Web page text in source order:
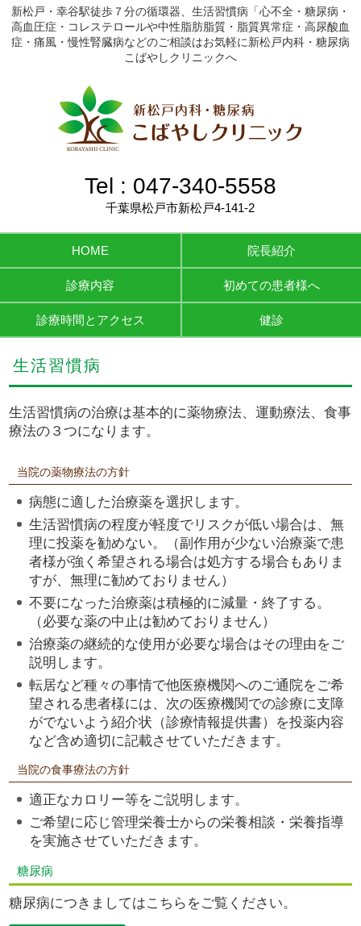
新松戸・幸谷駅徒歩７分の循環器、生活習慣病「心不全・糖尿病・
高血圧症・コレステロールや中性脂肪脂質・脂質異常症・高尿酸血
症・痛風・慢性腎臓病などのご相談はお気軽に新松戸内科・糖尿病
こばやしクリニックへ
Tel : 047-340-5558
千葉県松戸市新松戸4-141-2
HOME 院長紹介
診療内容 初めての患者様へ
診療時間とアクセス 健診
生活習慣病
生活習慣病の治療は基本的に薬物療法、運動療法、食事
療法の３つになります。
当院の薬物療法の方針
病態に適した治療薬を選択します。
生活習慣病の程度が軽度でリスクが低い場合は、無
理に投薬を勧めない。（副作用が少ない治療薬で患
者様が強く希望される場合は処方する場合もありま
すが、無理に勧めておりません）
不要になった治療薬は積極的に減量・終了する。
（必要な薬の中止は勧めておりません）
治療薬の継続的な使用が必要な場合はその理由をご
説明します。
転居など種々の事情で他医療機関へのご通院をご希
望される患者様には、次の医療機関での診療に支障
がでないよう紹介状（診療情報提供書）を投薬内容
など含め適切に記載させていただきます。
当院の食事療法の方針
適正なカロリー等をご説明します。
ご希望に応じ管理栄養士からの栄養相談・栄養指導
を実施させていただきます。
糖尿病
糖尿病につきましてはこちらをご覧ください。